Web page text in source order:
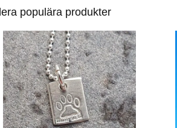
populära produkter